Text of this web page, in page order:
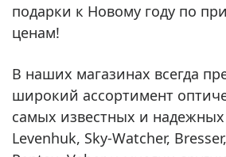
подарки к Новому году по
ценам!
В наших магазинах всегда
широкий ассортимент
самых известных и
Levenhuk, Sky-Watcher,